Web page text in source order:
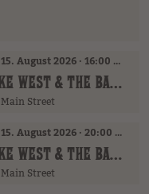
15. August 2026 · 16:00 Uhr – 18:00 Uhr
JUKE WEST & THE BAND (AT)
Main Street
15. August 2026 · 20:00 Uhr
JUKE WEST & THE BAND (AT)
Main Street